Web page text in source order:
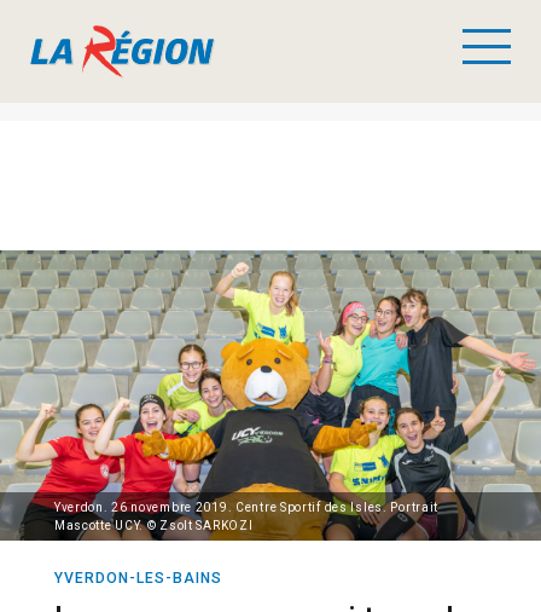
Yverdon. 26 novembre 2019. Centre Sportif des Isles. Portrait
Mascotte UCY. © Zsolt SARKOZI
YVERDON-LES-BAINS